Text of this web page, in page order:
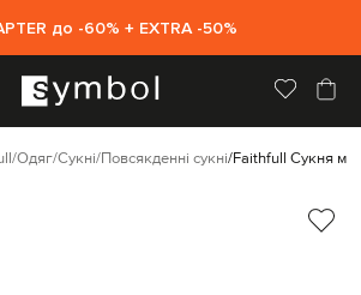
до -60% + EXTRA -50%
Одяг Сукні Повсякденні сукні Faithfull Сукня